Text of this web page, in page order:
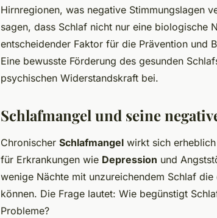
Hirnregionen, was negative Stimmungslagen
sagen, dass Schlaf nicht nur eine biologische
entscheidender Faktor für die Prävention und
Eine bewusste Förderung des gesunden
psychischen Widerstandskraft bei.
Schlafmangel und seine
Chronischer Schlafmangel wirkt sich
für Erkrankungen wie Depression und
wenige Nächte mit unzureichendem Schlaf
können. Die Frage lautet: Wie begünstigt
Probleme?